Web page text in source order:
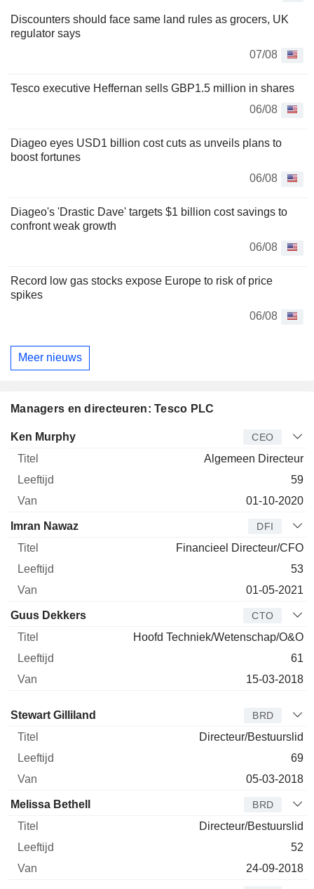
Discounters should face same land rules as grocers, UK
regulator says
07/08
Tesco executive Heffernan sells GBP1.5 million in shares
06/08
Diageo eyes USD1 billion cost cuts as unveils plans to
boost fortunes
06/08
Diageo's 'Drastic Dave' targets $1 billion cost savings to
confront weak growth
06/08
Record low gas stocks expose Europe to risk of price
spikes
06/08
Meer nieuws
Managers en directeuren: Tesco PLC
Bedrijfsleider
Ken Murphy CEO
Algemeen Directeur
59
01-10-2020
Imran Nawaz DFI
Financieel Directeur/CFO
53
01-05-2021
Guus Dekkers CTO
Hoofd Techniek/Wetenschap/O&O
61
15-03-2018
Bestuurder Titel
Stewart Gilliland BRD
Directeur/Bestuurslid
69
05-03-2018
Melissa Bethell BRD
Directeur/Bestuurslid
52
24-09-2018